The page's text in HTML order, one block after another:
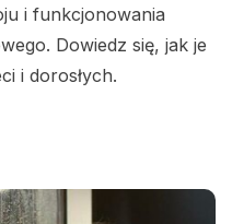
i funkcjonowania
Dowiedz się, jak je
i dorosłych.